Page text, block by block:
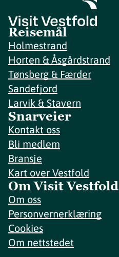
Reisemål
Holmestrand
Horten & Åsgårdstrand
Tønsberg & Færder
Sandefjord
Larvik & Stavern
Snarveier
Kontakt oss
Bli medlem
Bransje
Kart over Vestfold
Om Visit Vestfold
Om oss
Personvernerklæring
Cookies
Om nettstedet